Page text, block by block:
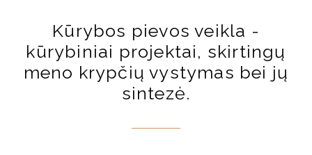
Kūrybos pievos veikla -
kūrybiniai projektai, skirtingų
meno krypčių vystymas bei jų
sintezė.